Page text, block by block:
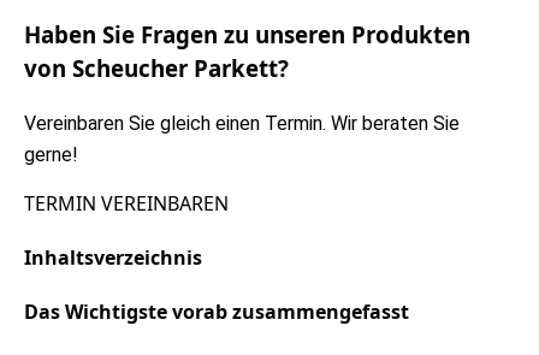
Haben Sie Fragen zu unseren Produkten
von Scheucher Parkett?
Vereinbaren Sie gleich einen Termin. Wir beraten Sie
gerne!
TERMIN VEREINBAREN
Inhaltsverzeichnis
Das Wichtigste vorab zusammengefasst